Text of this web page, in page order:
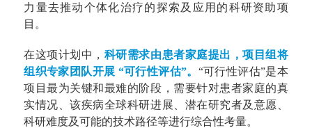
力量去推动个体化治疗的探索及应用的科研资助项
目。
在这项计划中， 科研需求由患者家庭提出，项目组将
组织专家团队开展 “可行性评估”。 “可行性评估”是本
项目最为关键和最难的阶段，需要针对患者家庭的真
实情况、该疾病全球科研进展、潜在研究者及意愿、
科研难度及可能的技术路径等进行综合性考量。